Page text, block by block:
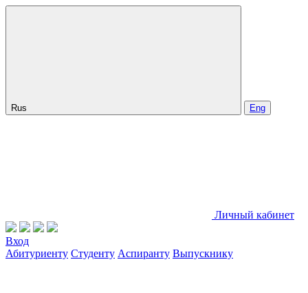
Rus Eng
Личный кабинет
Вход
Абитуриенту Студенту Аспиранту Выпускнику